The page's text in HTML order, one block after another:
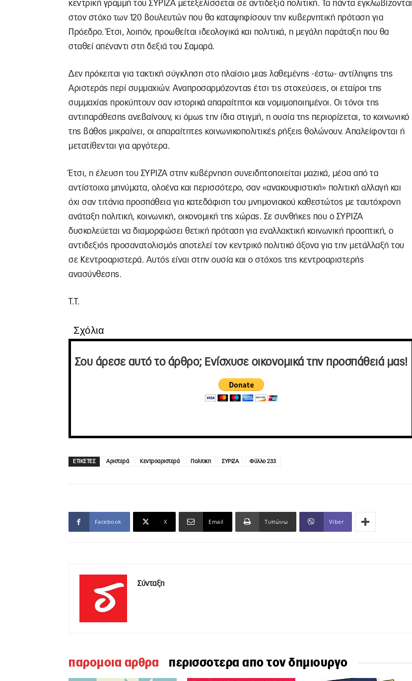
κεντρική γραμμή του ΣΥΡΙΖΑ μετεξελίσσεται σε αντιδεξιά πολιτική. Τα πάντα εγκλωβίζονται
στον στόχο των 120 βουλευτών που θα καταψηφίσουν την κυβερνητική πρόταση για
Πρόεδρο. Έτσι, λοιπόν, προωθείται ιδεολογικά και πολιτικά, η μεγάλη παράταξη που θα
σταθεί απέναντι στη δεξιά του Σαμαρά.
Δεν πρόκειται για τακτική σύγκληση στο πλαίσιο μιας λαθεμένης -έστω- αντίληψης της
Αριστεράς περί συμμαχιών. Αναπροσαρμόζοντας έτσι τις στοχεύσεις, οι εταίροι της
συμμαχίας προκύπτουν σαν ιστορικά απαραίτητοι και νομιμοποιημένοι. Οι τόνοι της
αντιπαράθεσης ανεβαίνουν, κι όμως την ίδια στιγμή, η ουσία της περιορίζεται, το κοινωνικό
της βάθος μικραίνει, οι απαραίτητες κοινωνικοπολιτικές ρήξεις θολώνουν. Απαλείφονται ή
μετατίθενται για αργότερα.
Έτσι, η έλευση του ΣΥΡΙΖΑ στην κυβέρνηση συνειδητοποιείται μαζικά, μέσα από τα
αντίστοιχα μηνύματα, ολοένα και περισσότερο, σαν «ανακουφιστική» πολιτική αλλαγή και
όχι σαν τιτάνια προσπάθεια για κατεδάφιση του μνημονιακού καθεστώτος με ταυτόχρονη
ανάταξη πολιτική, κοινωνική, οικονομική της χώρας. Σε συνθήκες που ο ΣΥΡΙΖΑ
δυσκολεύεται να διαμορφώσει θετική πρόταση για εναλλακτική κοινωνική προοπτική, ο
αντιδεξιός προσανατολισμός αποτελεί τον κεντρικό πολιτικό άξονα για την μετάλλαξή του
σε Κεντροαριστερά. Αυτός είναι στην ουσία και ο στόχος της κεντροαριστερής
ανασύνθεσης.
Τ.Τ.
Σχόλια
Σου άρεσε αυτό το άρθρο; Ενίσχυσε οικονομικά την προσπάθειά μας!
ΕΤΙΚΕΤΕΣ Αριστερά Κεντροαριστερά Πολιτικη ΣΥΡΙΖΑ Φύλλο 233
Facebook X Email Τυπώνω Viber
Σύνταξη
παρομοια αρθρα περισσοτερα απο τον δημιουργο